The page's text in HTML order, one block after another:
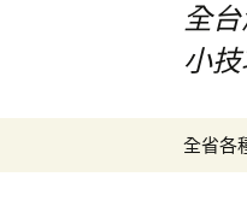
全
小
全省各